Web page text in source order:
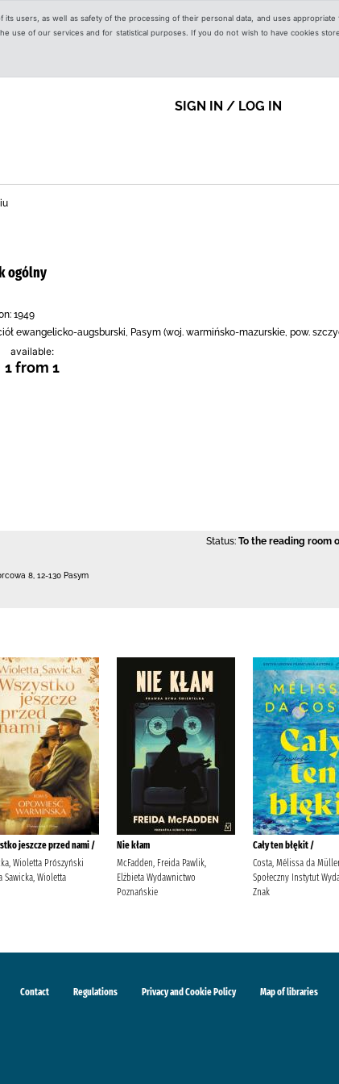
its users, as well as safety of the processing of their personal data, and uses
use of our services and for statistical purposes. If you do not wish to have cookies
SIGN IN / LOG IN
ogólny
1949
ewangelicko-augsburski, Pasym (woj. warmińsko-mazurskie, pow.
available:
1 from 1
Status: To the reading room
8 12-130 Pasym
jeszcze przed nami /
Wioletta Prószyński
Sawicka, Wioletta
Nie kłam
McFadden, Freida Pawlik,
Elżbieta Wydawnictwo
Poznańskie
Cały ten błękit /
Costa, Mélissa da
Społeczny Instytut
Znak
Contact Regulations Privacy and Cookie Policy Map of libraries